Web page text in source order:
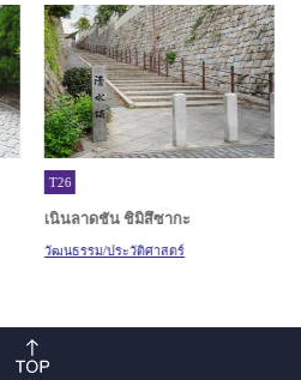
T26
เนินลาดชัน ชิมิสึซากะ
วัฒนธรรม/ประวัติศาสตร์